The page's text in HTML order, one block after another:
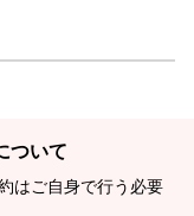
ついて
はご自身で行う必要